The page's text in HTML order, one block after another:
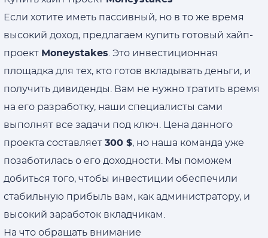
Если хотите иметь пассивный, но в то же время
высокий доход, предлагаем купить готовый хайп-
проект Moneystakes . Это инвестиционная
площадка для тех, кто готов вкладывать деньги, и
получить дивиденды. Вам не нужно тратить время
на его разработку, наши специалисты сами
выполнят все задачи под ключ. Цена данного
проекта составляет 300 $, но наша команда уже
позаботилась о его доходности. Мы поможем
добиться того, чтобы инвестиции обеспечили
стабильную прибыль вам, как администратору, и
высокий заработок вкладчикам.
На что обращать внимание